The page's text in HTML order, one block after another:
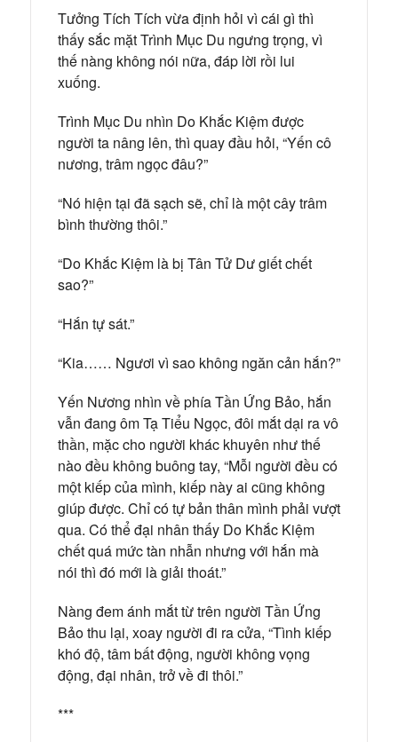
Tưởng Tích Tích vừa định hỏi vì cái gì thì
thấy sắc mặt Trình Mục Du ngưng trọng, vì
thế nàng không nói nữa, đáp lời rồi lui
xuống.
Trình Mục Du nhìn Do Khắc Kiệm được
người ta nâng lên, thì quay đầu hỏi, “Yến cô
nương, trâm ngọc đâu?”
“Nó hiện tại đã sạch sẽ, chỉ là một cây trâm
bình thường thôi.”
“Do Khắc Kiệm là bị Tân Tử Dư giết chết
sao?”
“Hắn tự sát.”
“Kia…… Ngươi vì sao không ngăn cản hắn?”
Yến Nương nhìn về phía Tần Ứng Bảo, hắn
vẫn đang ôm Tạ Tiểu Ngọc, đôi mắt dại ra vô
thần, mặc cho người khác khuyên như thế
nào đều không buông tay, “Mỗi người đều có
một kiếp của mình, kiếp này ai cũng không
giúp được. Chỉ có tự bản thân mình phải vượt
qua. Có thể đại nhân thấy Do Khắc Kiệm
chết quá mức tàn nhẫn nhưng với hắn mà
nói thì đó mới là giải thoát.”
Nàng đem ánh mắt từ trên người Tần Ứng
Bảo thu lại, xoay người đi ra cửa, “Tình kiếp
khó độ, tâm bất động, người không vọng
động, đại nhân, trở về đi thôi.”
***